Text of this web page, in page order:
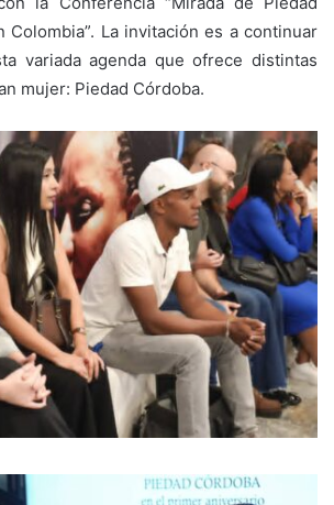
Colombia”. La invitación es a continuar
variada agenda que ofrece distintas
mujer: Piedad Córdoba.